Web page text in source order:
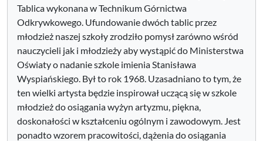
Tablica wykonana w Technikum Górnictwa
Odkrywkowego. Ufundowanie dwóch tablic przez
młodzież naszej szkoły zrodziło pomysł zarówno wśród
nauczycieli jak i młodzieży aby wystąpić do Ministerstwa
Oświaty o nadanie szkole imienia Stanisława
Wyspiańskiego. Był to rok 1968. Uzasadniano to tym, że
ten wielki artysta będzie inspirował uczącą się w szkole
młodzież do osiągania wyżyn artyzmu, piękna,
doskonałości w kształceniu ogólnym i zawodowym. Jest
ponadto wzorem pracowitości, dążenia do osiągania